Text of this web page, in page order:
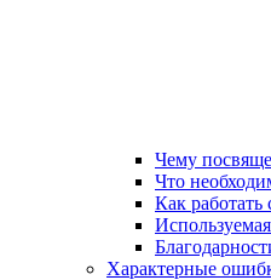
Чему
Что
Как работать
Характерные